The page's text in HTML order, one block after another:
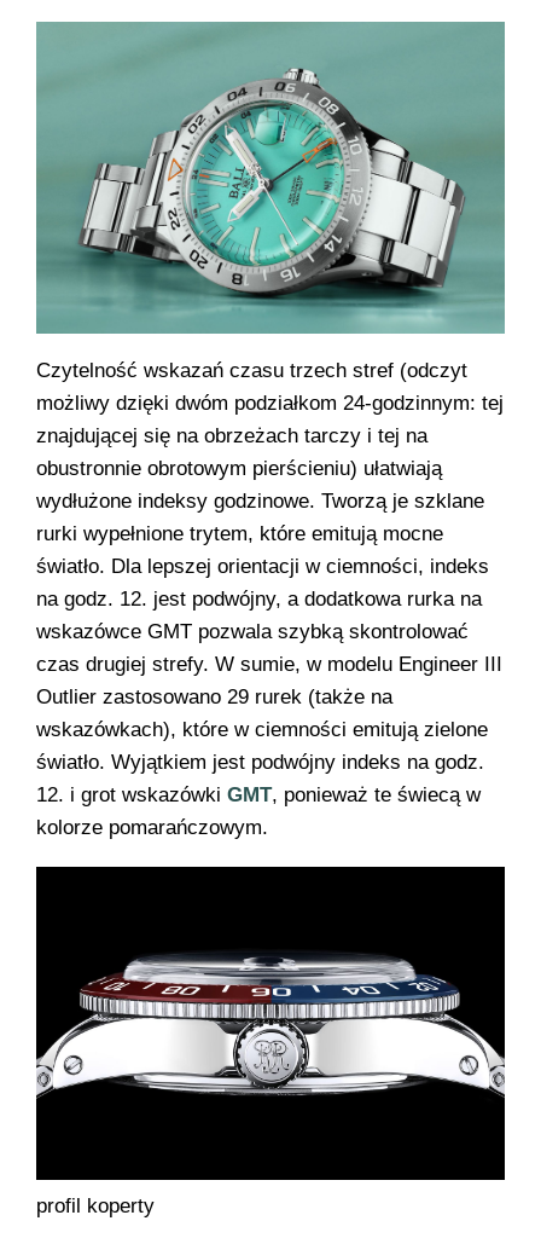
Czytelność wskazań czasu trzech stref (odczyt
możliwy dzięki dwóm podziałkom 24-godzinnym: tej
znajdującej się na obrzeżach tarczy i tej na
obustronnie obrotowym pierścieniu) ułatwiają
wydłużone indeksy godzinowe. Tworzą je szklane
rurki wypełnione trytem, które emitują mocne
światło. Dla lepszej orientacji w ciemności, indeks
na godz. 12. jest podwójny, a dodatkowa rurka na
wskazówce GMT pozwala szybką skontrolować
czas drugiej strefy. W sumie, w modelu Engineer III
Outlier zastosowano 29 rurek (także na
wskazówkach), które w ciemności emitują zielone
światło. Wyjątkiem jest podwójny indeks na godz.
12. i grot wskazówki GMT, ponieważ te świecą w
kolorze pomarańczowym.
profil koperty